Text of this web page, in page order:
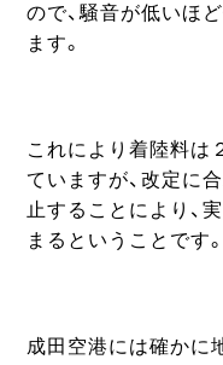
ので、騒音が低いほ
ます。
これにより着陸料は
ていますが、改定に
止することにより、
まるということです。
成田空港には確かに